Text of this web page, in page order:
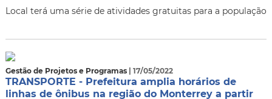
Local terá uma série de atividades gratuitas para a população
Gestão de Projetos e Programas | 17/05/2022
TRANSPORTE - Prefeitura amplia horários de
linhas de ônibus na região do Monterrey a partir